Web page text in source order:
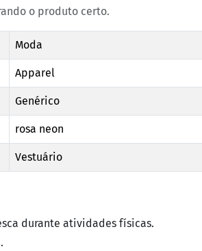
o produto certo.
Moda
Apparel
Genérico
rosa neon
Vestuário
durante atividades físicas.